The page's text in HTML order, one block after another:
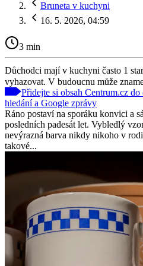
Bruneta v kuchyni
16. 5. 2026, 04:59
3 min
Důchodci mají v kuchyni často 1
vyhazovat. V budoucnu může
Přidejte si obsah Centrum.cz
hledání a Google zprávy
Ráno postaví na sporáku konvici a
posledních padesát let. Vybledlý
nevýrazná barva nikdy nikoho v
takové...